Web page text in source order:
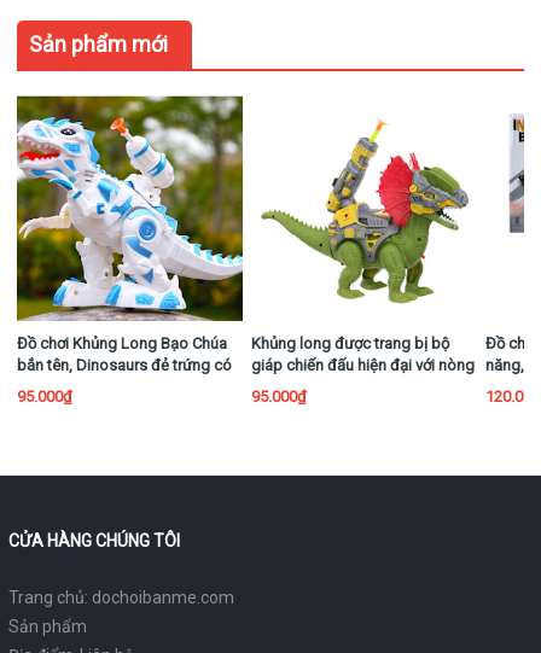
Sản phẩm mới
Đồ chơi Khủng Long Bạo Chúa
bắn tên, Dinosaurs đẻ trứng có
nhạc, có đèn
95.000₫
Khủng long được trang bị bộ
giáp chiến đấu hiện đại với nòng
súng bắn tên
95.000₫
Đồ chơi
năng,
nhạc
CỬA HÀNG CHÚNG TÔI
Trang chủ: dochoibanme.com
Sản phẩm